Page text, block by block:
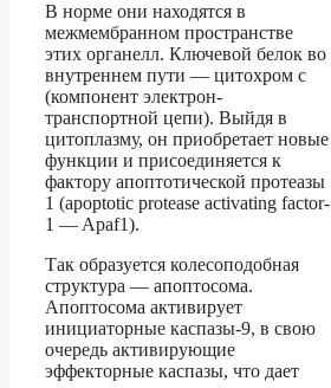
В норме они находятся в
межмембранном пространстве
этих органелл. Ключевой белок во
внутреннем пути — цитохром с
(компонент электрон-
транспортной цепи). Выйдя в
цитоплазму, он приобретает новые
функции и присоединяется к
фактору апоптотической протеазы
1 (apoptotic protease activating factor-
1 — Apaf1).
Так образуется колесоподобная
структура — апоптосома.
Апоптосома активирует
инициаторные каспазы-9, в свою
очередь активирующие
эффекторные каспазы, что дает